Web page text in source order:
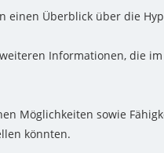
einen Überblick über die
Informationen, die
Möglichkeiten sowie
könnten.